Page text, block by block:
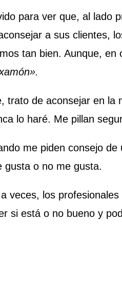
para ver que, al lado
a sus clientes,
tan bien. Aunque,
trato de aconsejar en la
lo haré. Me pillan
me piden consejo
gusta o no me gusta.
veces, los
si está o no bueno y